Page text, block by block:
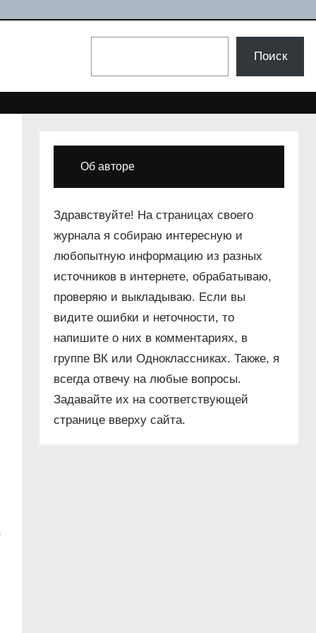
Поиск
Об авторе
Здравствуйте! На страницах своего
журнала я собираю интересную и
любопытную информацию из разных
источников в интернете, обрабатываю,
проверяю и выкладываю. Если вы
видите ошибки и неточности, то
напишите о них в комментариях, в
группе ВК или Одноклассниках. Также, я
всегда отвечу на любые вопросы.
Задавайте их на соответствующей
странице вверху сайта.